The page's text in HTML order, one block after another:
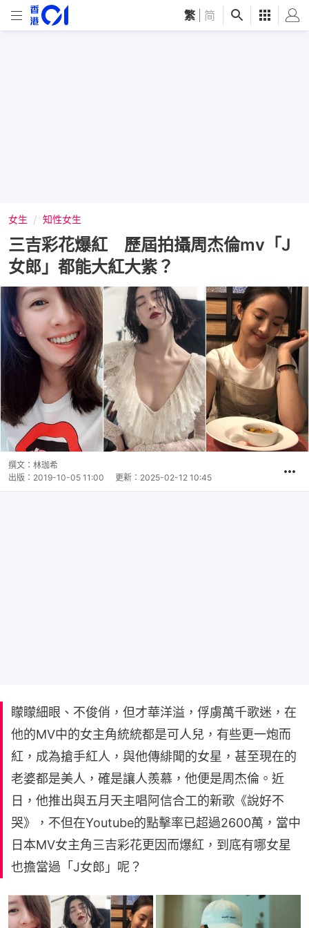
繁 简
女生 知性女生
三吉彩花爆紅 歷屆拍攝周杰倫mv「J
女郎」都能大紅大紫？
撰文： 林珈希
出版： 2019-10-05 11:00 更新： 2025-02-12 10:45
矇矇細眼、不俊俏，但才華洋溢，俘虜萬千歌迷，在
他的MV中的女主角統統都是可人兒，有些更一炮而
紅，成為搶手紅人，與他傳緋聞的女星，甚至現在的
老婆都是美人，確是讓人羨慕，他便是周杰倫。近
日，他推出與五月天主唱阿信合工的新歌《說好不
哭》，不但在Youtube的點擊率已超過2600萬，當中
日本MV女主角三吉彩花更因而爆紅，到底有哪女星
也擔當過「J女郎」呢？